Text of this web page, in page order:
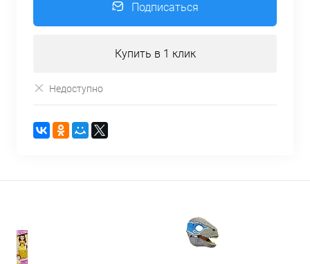
Подписаться
Купить в 1 клик
Недоступно